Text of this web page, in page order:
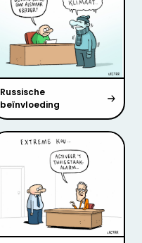
Russische
beïnvloeding